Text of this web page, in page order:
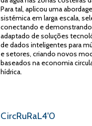
Para tal, aplicou uma
sistémica em larga escala,
conectando e
adaptado de soluções
de dados inteligentes para
e setores, criando novos
baseados na economia
hídrica.
CircRuRaL4'0